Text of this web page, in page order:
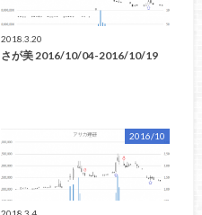
2018.3.20
さが美 2016/10/04-2016/10/19
2016/10